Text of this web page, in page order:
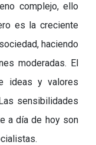
complejo, ello
es la creciente
haciendo
moderadas. El
ideas y valores
sensibilidades
a día de hoy son